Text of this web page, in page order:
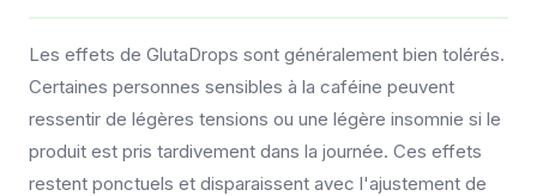
Les effets de GlutaDrops sont généralement bien tolérés.
Certaines personnes sensibles à la caféine peuvent
ressentir de légères tensions ou une légère insomnie si le
produit est pris tardivement dans la journée. Ces effets
restent ponctuels et disparaissent avec l'ajustement de